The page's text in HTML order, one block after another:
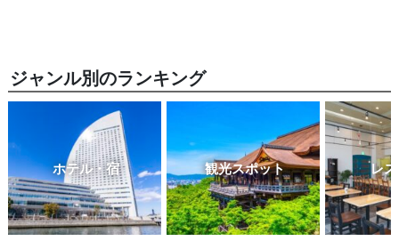
ジャンル別のランキング
ホテル・宿 観光スポット レ